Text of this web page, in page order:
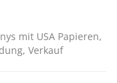
mit USA Papieren,
Verkauf